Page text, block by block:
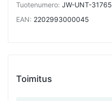
Tuotenumero: JW-UNT-31765
EAN: 2202993000045
Toimitus